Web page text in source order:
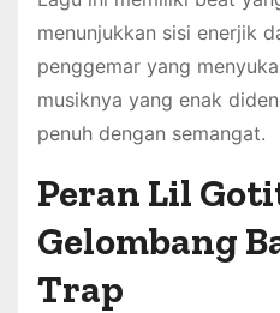
menunjukkan sisi enerjik
penggemar yang
musiknya yang enak
penuh dengan semangat.
Peran Lil
Gelombang
Trap